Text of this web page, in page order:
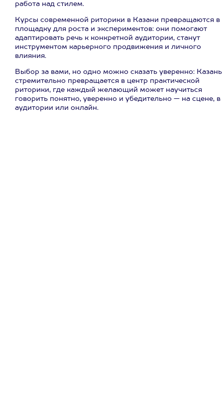
работа над стилем.
Курсы современной риторики в Казани превращаются в
площадку для роста и экспериментов: они помогают
адаптировать речь к конкретной аудитории, станут
инструментом карьерного продвижения и личного
влияния.
Выбор за вами, но одно можно сказать уверенно: Казань
стремительно превращается в центр практической
риторики, где каждый желающий может научиться
говорить понятно, уверенно и убедительно — на сцене, в
аудитории или онлайн.